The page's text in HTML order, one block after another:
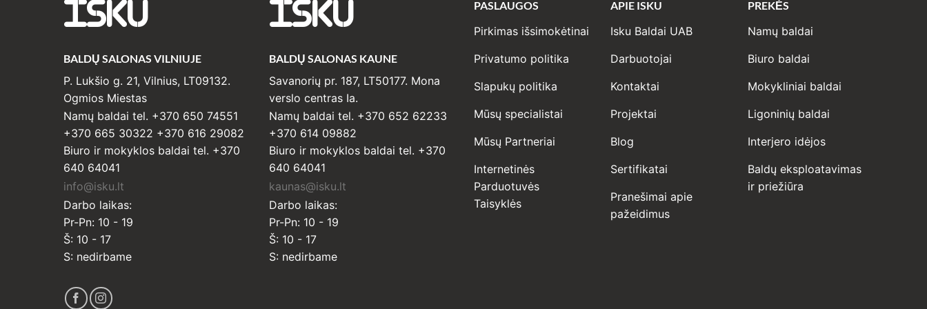
ISKU
BALDŲ SALONAS VILNIUJE
P. Lukšio g. 21, Vilnius, LT09132.
Ogmios Miestas
Namų baldai tel. +370 650 74551
+370 665 30322 +370 616 29082
Biuro ir mokyklos baldai tel. +370
640 64041
info@isku.lt
Darbo laikas:
Pr-Pn: 10 - 19
Š: 10 - 17
S: nedirbame
ISKU
BALDŲ SALONAS KAUNE
Savanorių pr. 187, LT50177. Mona
verslo centras Ia.
Namų baldai tel. +370 652 62233
+370 614 09882
Biuro ir mokyklos baldai tel. +370
640 64041
kaunas@isku.lt
Darbo laikas:
Pr-Pn: 10 - 19
Š: 10 - 17
S: nedirbame
PASLAUGOS
Pirkimas išsimokėtinai
Privatumo politika
Slapukų politika
Mūsų specialistai
Mūsų Partneriai
Internetinės
Parduotuvės
Taisyklės
APIE ISKU
Isku Baldai UAB
Darbuotojai
Kontaktai
Projektai
Blog
Sertifikatai
Pranešimai apie
pažeidimus
PREKĖS
Namų baldai
Biuro baldai
Mokykliniai baldai
Ligoninių baldai
Interjero idėjos
Baldų eksploatavimas
ir priežiūra